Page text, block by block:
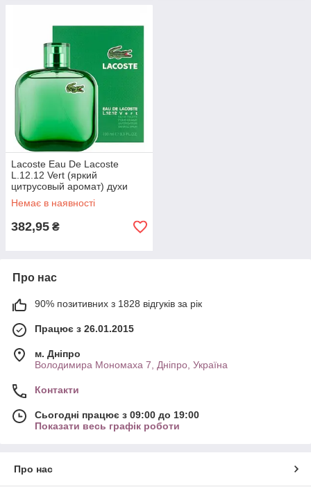
Lacoste Eau De Lacoste
L.12.12 Vert (яркий
цитрусовый аромат) духи
мужская туалетная вода
Немає в наявності
382,95 ₴
Про нас
90% позитивних з 1828 відгуків за рік
Працює з 26.01.2015
м. Дніпро
Володимира Мономаха 7, Дніпро, Україна
Контакти
Сьогодні працює з 09:00 до 19:00
Показати весь графік роботи
Про нас